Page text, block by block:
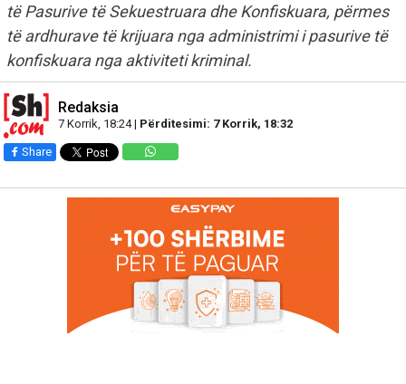
të Pasurive të Sekuestruara dhe Konfiskuara, përmes
të ardhurave të krijuara nga administrimi i pasurive të
konfiskuara nga aktiviteti kriminal.
Redaksia
7 Korrik, 18:24 | Përditesimi: 7 Korrik, 18:32
Share